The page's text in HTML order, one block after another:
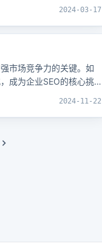
2024-03-17
市场竞争力的关键。如
成为企业SEO的核心挑
2024-11-22